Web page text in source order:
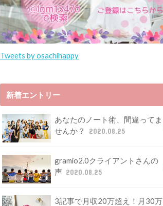
Tweets by osachihappy
新着エントリー
あなたのノート術、間違ってま
せんか？
2020.08.25
gramio2.0クライアントさんの
声 2020.08.25
3記事で月収20万超え！月30万